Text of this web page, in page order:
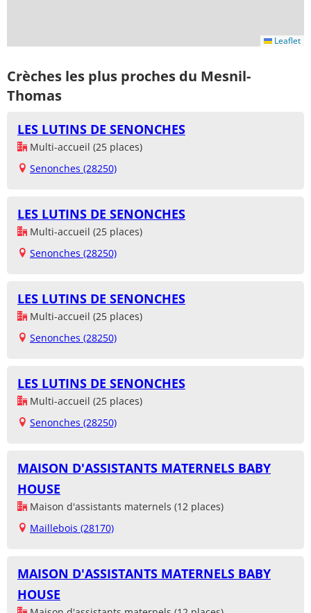
Leaflet
Crèches les plus proches du Mesnil-
Thomas
LES LUTINS DE SENONCHES
Multi-accueil (25 places)
Senonches (28250)
LES LUTINS DE SENONCHES
Multi-accueil (25 places)
Senonches (28250)
LES LUTINS DE SENONCHES
Multi-accueil (25 places)
Senonches (28250)
LES LUTINS DE SENONCHES
Multi-accueil (25 places)
Senonches (28250)
MAISON D'ASSISTANTS MATERNELS BABY
HOUSE
Maison d'assistants maternels (12 places)
Maillebois (28170)
MAISON D'ASSISTANTS MATERNELS BABY
HOUSE